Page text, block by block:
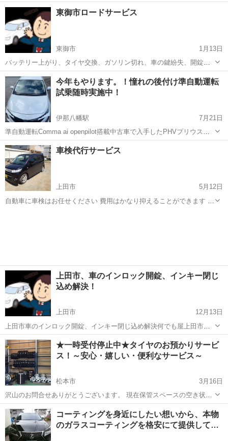
区のドリームファクトリーです。 「ディーラーの修理見積が高すぎ
る」「警告灯の原因が分からないと言われた」…そんな全国のオーナ
ー様の不安を、10万円超のハイ...
長野 長野市 車検 テスター
東御市ロードサービス
東御市
1月13日
バッテリー上がり、タイヤ交換、ガソリン切れ、車の鍵紛失、開錠な
ど上田市内での自動車トラブル、何でも屋上田市住まいる急行にお任
せください。早朝～夜間まで対応します。 料金 バッテリー上が7000
円（出張料、夜間、市外別...
長野 東御市 車検 バッテリー
今年もやります。！憧れの後付け準自動運転
試乗随時実施中！
伊那八幡駅
7月21日
準自動運転Comma ai openpilot搭載中古車で入手したPHVプリウス準
自動運転試乗随時受付しています。 5年以上使用して自動運転を堪能
してきました。 中古車でL2の自動運転！ 運転の概念を変えてしまう
ほど驚きの...
長野 飯田市 伊那八幡駅
車検代行サービス
上田市
5月12日
自動車に車検はお任せください 費用はかなり抑えることができます 軽
上田市、車のインロック開錠、インキー閉じ
込め解決！
上田市
12月13日
上田市車のインロック開錠、インキー閉じ込め解決何でも屋上田市住
まいる急行にお任せください。24時間営業で、迅速解決いたします。
鍵があるけど開かない、鍵を取りに行ってほしいなど各種対応しま
す。 坂城町、東御市、青木村など...
長野 上田市 車検 何でも屋
★一時受付停止中★タイヤのお預かりサービ
ス！～安心・嬉しい・便利なサービス～
松本市
3月16日
沢山のお問合せありがとうございます。 現在保管スペースの空き状況
の関係で一部タイヤサイズ、車種のお受付を一旦停止させて頂いてお
ります。 事前に「タイヤサイズ」「お車の車種」を確認後、お問合せ
下さい。 ...
長野 松本市 タイヤ
コーティングを身近にしたい想いから、本物
のガラスコーティングを格安にて提供して…